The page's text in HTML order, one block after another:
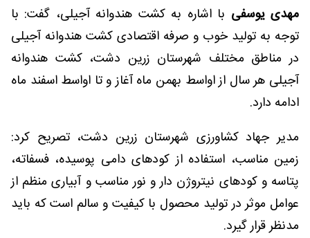
مهدی یوسفی با اشاره به کشت هندوانه آجیلی، گفت: با
توجه به تولید خوب و صرفه اقتصادی کشت هندوانه آجیلی
در مناطق مختلف شهرستان زرین دشت، کشت هندوانه
آجیلی هر سال از اواسط بهمن ماه آغاز و تا اواسط اسفند ماه
ادامه دارد.
مدیر جهاد کشاورزی شهرستان زرین دشت، تصریح کرد:
زمین مناسب، استفاده از کودهای دامی پوسیده، فسفاته،
پتاسه و کودهای نیتروژن دار و نور مناسب و آبیاری منظم از
عوامل موثر در تولید محصول با کیفیت و سالم است که باید
مدنظر قرار گیرد.